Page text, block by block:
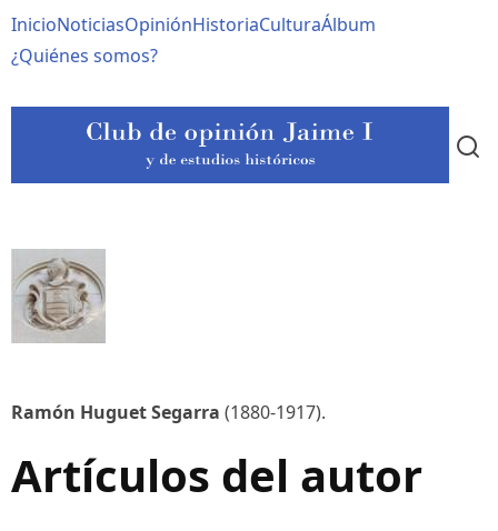
al
contenido
Navegación
principal
InicioNoticiasOpiniónHistoriaCulturaÁlbum
¿Quiénes somos?
Ramón Huguet Segarra (1880-1917).
Artículos del autor